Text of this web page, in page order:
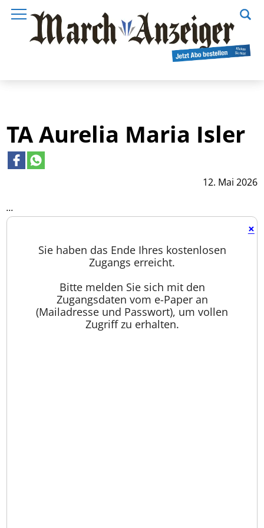
12. Mai 2026
TA Aurelia Maria Isler
...
×
Sie haben das Ende Ihres kostenlosen
Zugangs erreicht.
Bitte melden Sie sich mit den
Zugangsdaten vom e-Paper an
(Mailadresse und Passwort), um vollen
Zugriff zu erhalten.